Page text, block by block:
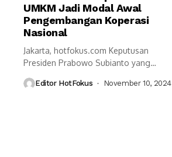
UMKM Jadi Modal Awal
Pengembangan Koperasi
Nasional
Jakarta, hotfokus.com Keputusan
Presiden Prabowo Subianto yang
UKM...Editor HotFokus November 10, 2024